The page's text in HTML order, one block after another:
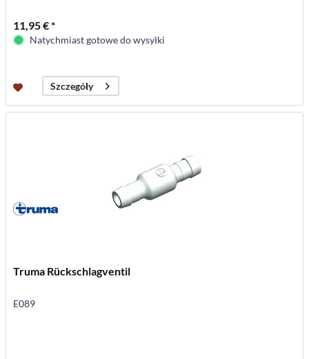
11,95 € *
Natychmiast gotowe do wysyłki
Szczegóły
Truma Rückschlagventil
E089